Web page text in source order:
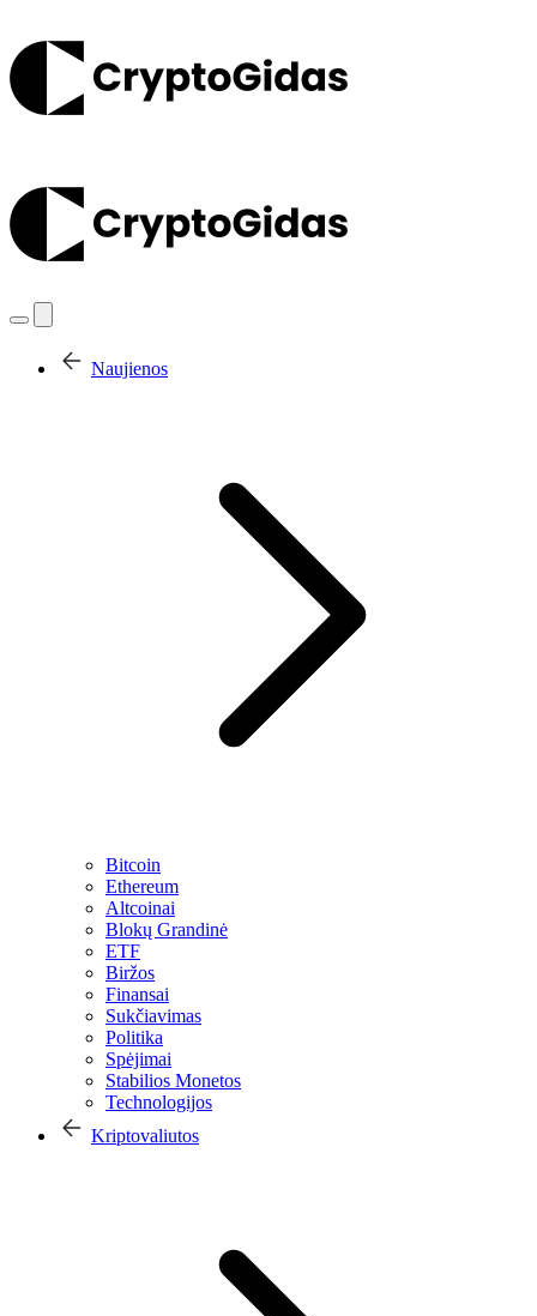
Naujienos
Bitcoin
Ethereum
Altcoinai
Blokų Grandinė
ETF
Biržos
Finansai
Sukčiavimas
Politika
Spėjimai
Stabilios Monetos
Technologijos
Kriptovaliutos